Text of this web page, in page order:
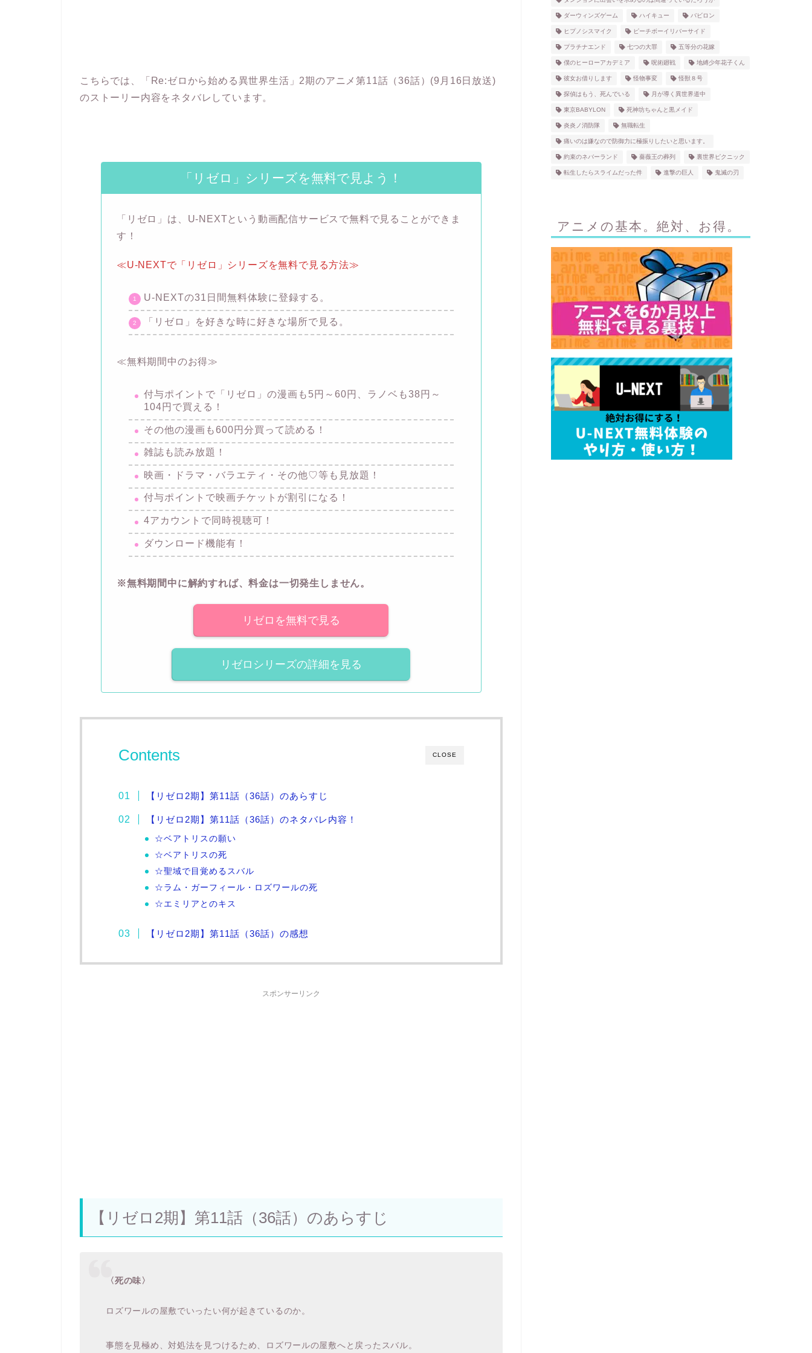
こちらでは、「Re:ゼロから始める異世界生活」2期のアニメ第11話（36話）(9月16日放送)
のストーリー内容をネタバレしています。
「リゼロ」シリーズを無料で見よう！
「リゼロ」は、U-NEXTという動画配信サービスで無料で見ることができま
す！
≪U-NEXTで「リゼロ」シリーズを無料で見る方法≫
U-NEXTの31日間無料体験に登録する。
「リゼロ」を好きな時に好きな場所で見る。
≪無料期間中のお得≫
付与ポイントで「リゼロ」の漫画も5円～60円、ラノベも38円～
104円で買える！
その他の漫画も600円分買って読める！
雑誌も読み放題！
映画・ドラマ・バラエティ・その他♡等も見放題！
付与ポイントで映画チケットが割引になる！
4アカウントで同時視聴可！
ダウンロード機能有！
※無料期間中に解約すれば、料金は一切発生しません。
リゼロを無料で見る
リゼロシリーズの詳細を見る
CLOSE
Contents
【リゼロ2期】第11話（36話）のあらすじ
【リゼロ2期】第11話（36話）のネタバレ内容！
☆ベアトリスの願い
☆ベアトリスの死
☆聖域で目覚めるスバル
☆ラム・ガーフィール・ロズワールの死
☆エミリアとのキス
【リゼロ2期】第11話（36話）の感想
スポンサーリンク
【リゼロ2期】第11話（36話）のあらすじ
〈死の味〉
ロズワールの屋敷でいったい何が起きているのか。
事態を見極め、対処法を見つけるため、ロズワールの屋敷へと戻ったスバル。
ダーウィンズゲーム ハイキュー バビロン
ヒプノシスマイク ピーチボーイリバーサイド
プラチナエンド 七つの大罪 五等分の花嫁
僕のヒーローアカデミア 呪術廻戦 地縛少年花子くん
彼女お借りします 怪物事変 怪獣８号
探偵はもう、死んでいる 月が導く異世界道中
東京BABYLON 死神坊ちゃんと黒メイド
炎炎ノ消防隊 無職転生
痛いのは嫌なので防御力に極振りしたいと思います。
約束のネバーランド 薔薇王の葬列 裏世界ピクニック
転生したらスライムだった件 進撃の巨人 鬼滅の刃
アニメの基本。絶対、お得。